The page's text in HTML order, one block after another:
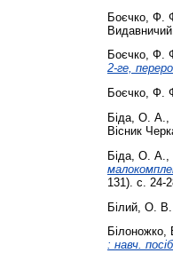
Боєчко, Ф.
Боєчко, Ф.
2-ге,
Боєчко, Ф.
Біда, О. А.,
Вісник
Біда, О. А.
131). с. 24-
Білий, О. В.
Білоножко,
: навч.